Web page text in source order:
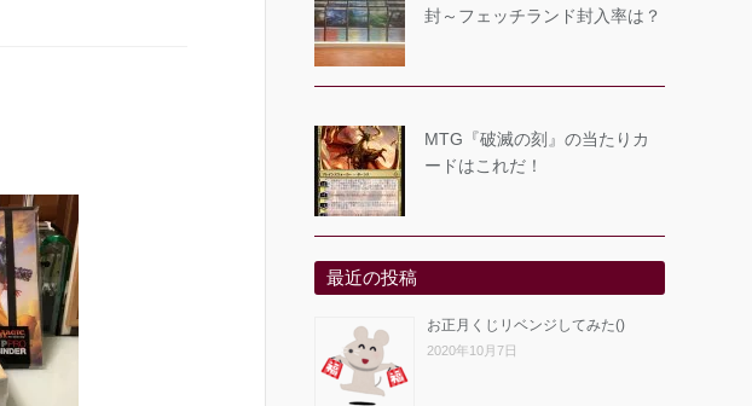
封～フェッチランド封入率は？
MTG『破滅の刻』の当たりカ
ードはこれだ！
最近の投稿
お正月くじリベンジしてみた()
2020年10月7日